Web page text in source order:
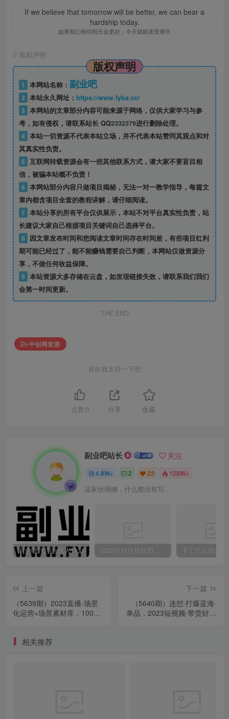
If we believe that tomorrow will be better, we can bear a
hardship today.
如果我们相信明天会更好，今天就能承受艰辛
© 版权声明
版权声明
1 本网站名称： 副业吧
2 本站永久网址： https://www.fyba.cc/
3 本网站的文章部分内容可能来源于网络，仅供大家学习与参
考，如有侵权，请联系站长 QQ2332379进行删除处理。
4 本站一切资源不代表本站立场，并不代表本站赞同其观点和对
其真实性负责。
5 互联网转载资源会有一些其他联系方式，请大家不要盲目相
信，被骗本站概不负责！
6 本网站部分内容只做项目揭秘，无法一对一教学指导，每篇文
章内都含项目全套的教程讲解，请仔细阅读。
7 本站分享的所有平台仅供展示，本站不对平台真实性负责，站
长建议大家自己根据项目关键词自己选择平台。
8
因文章发布时间和您阅读文章时间存在时间差，有些项目红利
期可能已经过了，能不能赚钱需要自己判断，本网站仅做资源分
享，不做任何收益保障。
9 本站资源大多存储在云盘，如发现链接失效，请联系我们我们
会第一时间更新。
THE END
中创网资源
喜欢就支持一下吧
点赞 0 分享 收藏
副业吧站长 关注
4.8W+ 2 23 128W+
这家伙很懒，什么都没有写...
副业吧代理合伙人计划
上一篇
（5639期）2023直播-场景
化运营+场景素材库，1000
下一篇
（5640期）连怼·打爆蓝海·
单品，2023短视频·带货好物
相关推荐